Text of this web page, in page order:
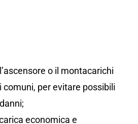
o il montacarichi
comuni, per evitare possibili
economica e